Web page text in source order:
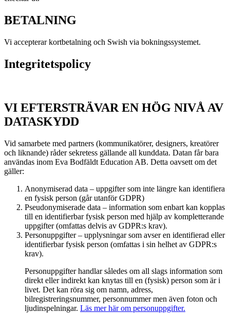
BETALNING
Vi accepterar kortbetalning och Swish via bokningssystemet.
Integritetspolicy
VI EFTERSTRÄVAR EN HÖG NIVÅ AV
DATASKYDD
Vid samarbete med partners (kommunikatörer, designers, kreatörer
och liknande) råder sekretess gällande all kunddata. Datan får bara
användas inom Eva Bodfäldt Education AB. Detta oavsett om det
gäller:
Anonymiserad data – uppgifter som inte längre kan identifiera
en fysisk person (går utanför GDPR)
Pseudonymiserade data – information som enbart kan kopplas
till en identifierbar fysisk person med hjälp av kompletterande
uppgifter (omfattas delvis av GDPR:s krav).
Personuppgifter – upplysningar som avser en identifierad eller
identifierbar fysisk person (omfattas i sin helhet av GDPR:s
krav).
Personuppgifter handlar således om all slags information som
direkt eller indirekt kan knytas till en (fysisk) person som är i
livet. Det kan röra sig om namn, adress,
bilregistreringsnummer, personnummer men även foton och
ljudinspelningar. Läs mer här om personuppgifter.